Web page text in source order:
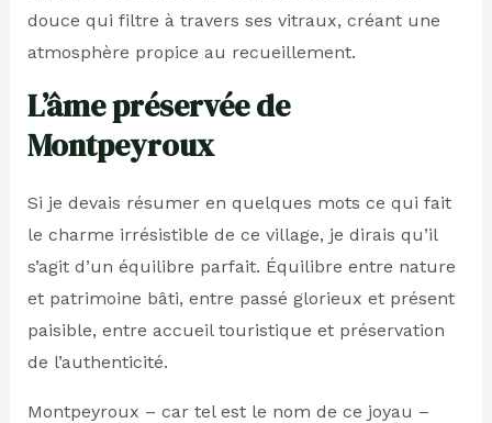
douce qui filtre à travers ses vitraux, créant une
atmosphère propice au recueillement.
L’âme préservée de
Montpeyroux
Si je devais résumer en quelques mots ce qui fait
le charme irrésistible de ce village, je dirais qu’il
s’agit d’un équilibre parfait. Équilibre entre nature
et patrimoine bâti, entre passé glorieux et présent
paisible, entre accueil touristique et préservation
de l’authenticité.
Montpeyroux – car tel est le nom de ce joyau –